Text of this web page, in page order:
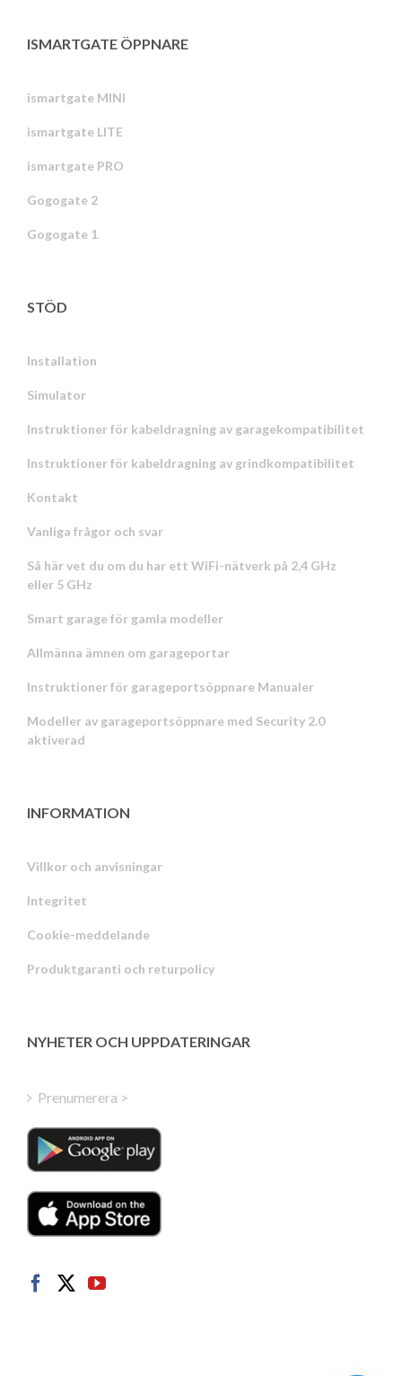
ISMARTGATE ÖPPNARE
ismartgate MINI
ismartgate LITE
ismartgate PRO
Gogogate 2
Gogogate 1
STÖD
Installation
Simulator
Instruktioner för kabeldragning av garagekompatibilitet
Instruktioner för kabeldragning av grindkompatibilitet
Kontakt
Vanliga frågor och svar
Så här vet du om du har ett WiFi-nätverk på 2,4 GHz
eller 5 GHz
Smart garage för gamla modeller
Allmänna ämnen om garageportar
Instruktioner för garageportsöppnare Manualer
Modeller av garageportsöppnare med Security 2.0
aktiverad
INFORMATION
Villkor och anvisningar
Integritet
Cookie-meddelande
Produktgaranti och returpolicy
NYHETER OCH UPPDATERINGAR
Prenumerera >